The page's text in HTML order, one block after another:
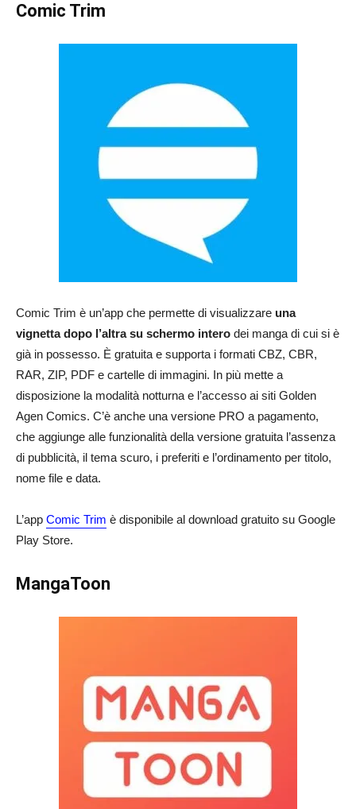
Comic Trim
Comic Trim è un’app che permette di visualizzare una
vignetta dopo l’altra su schermo intero dei manga di cui si è
già in possesso. È gratuita e supporta i formati CBZ, CBR,
RAR, ZIP, PDF e cartelle di immagini. In più mette a
disposizione la modalità notturna e l’accesso ai siti Golden
Agen Comics. C’è anche una versione PRO a pagamento,
che aggiunge alle funzionalità della versione gratuita l’assenza
di pubblicità, il tema scuro, i preferiti e l’ordinamento per titolo,
nome file e data.
L’app Comic Trim è disponibile al download gratuito su Google
Play Store.
MangaToon